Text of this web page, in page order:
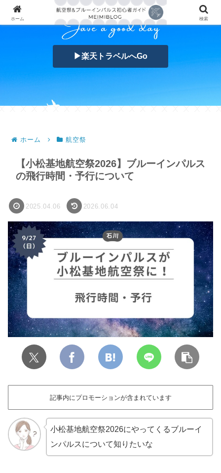
▶楽天トラベルへGo
ホーム 航空祭
【小松基地航空祭2026】ブルーインパルス
の飛行時間・予行について
2025.04.06 2026.06.04
記事内にプロモーションが含まれています
小松基地航空祭2026にやってくるブルーイ
ンパルスについて知りたいな
ホーム 検索